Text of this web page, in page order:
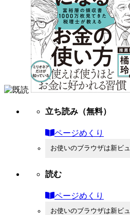
立ち読み （無料）
ページめくり
お使いのブラウザは新ビ
読む
ページめくり
お使いのブラウザは新ビ